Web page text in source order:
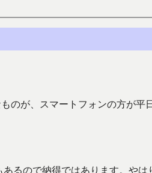
のが、スマートフォンの方が平
るので納得ではあります。やは